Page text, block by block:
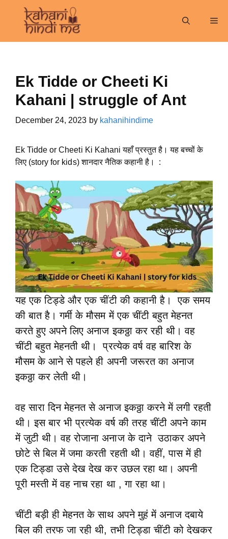
Ek Tidde or Cheeti Ki
Kahani | struggle of Ant
December 24, 2023 by kahanihindime
Ek Tidde or Cheeti Ki Kahani यहाँ प्रस्तुत है। यह बच्चों के
लिए (story for kids) शानदार नैतिक कहानी है। :
यह एक टिड्डे और एक चींटी की कहानी है। एक समय
की बात है। गर्मी के मौसम में एक चींटी बहुत मेहनत
करते हुए अपने लिए अनाज इकठ्ठा कर रही थी। वह
चींटी बहुत मेहनती थी। प्रत्येक वर्ष वह बारिश के
मौसम के आने से पहले ही अपनी जरूरत का अनाज
इकठ्ठा कर लेती थी।
वह सारा दिन मेहनत से अनाज इकठ्ठा करने में लगी रहती
थी। इस बार भी प्रत्येक वर्ष की तरह चींटी अपने काम
में जुटी थी। वह रोजाना अनाज के दाने उठाकर अपने
छोटे से बिल में जमा करती रहती थी। वहीं, पास में ही
एक टिड्डा उसे देख देख कर उछल रहा था। अपनी
पूरी मस्ती में वह नाच रहा था , गा रहा था।
चींटी बड़ी ही मेहनत के साथ अपने मुहं में अनाज दबाये
बिल की तरफ जा रही थी, तभी टिड्डा चींटी को देखकर